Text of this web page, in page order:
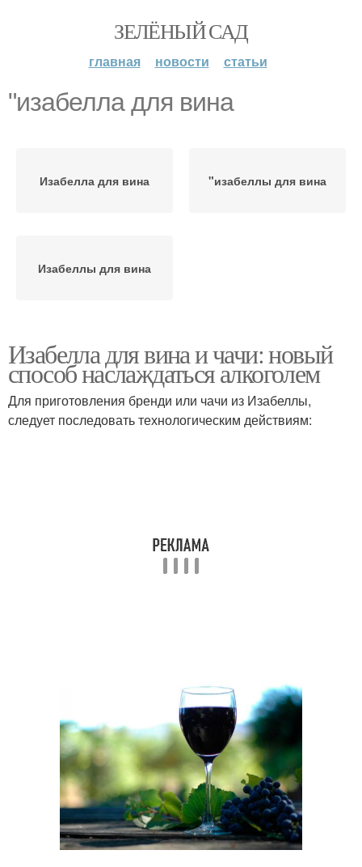
ЗЕЛЁНЫЙ САД
главная новости статьи
"изабелла для вина
Изабелла для вина "изабеллы для вина
Изабеллы для вина
Изабелла для вина и чачи: новый
способ наслаждаться алкоголем
Для приготовления бренди или чачи из Изабеллы,
следует последовать технологическим действиям: